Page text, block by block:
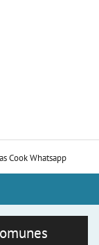
Cook Whatsapp